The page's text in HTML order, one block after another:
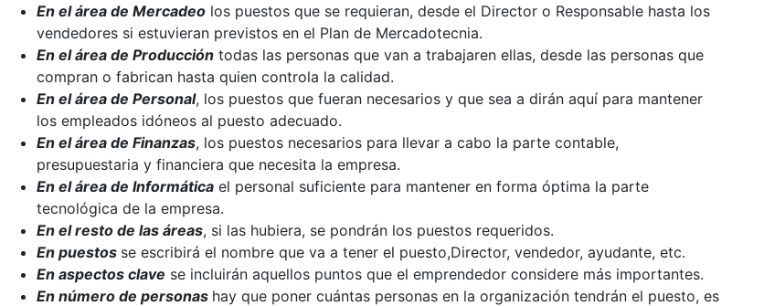
En el área de Mercadeolos puestos que se requieran, desde el Director o Responsable hasta los
vendedores si estuvieran previstos en el Plan de Mercadotecnia.
En el área de Produccióntodas las personas que van a trabajaren ellas, desde las personas que
compran o fabrican hasta quien controla la calidad.
En el área de Personal, los puestos que fueran necesarios y que sea a dirán aquí para mantener
los empleados idóneos al puesto adecuado.
En el área de Finanzas, los puestos necesarios para llevar a cabo la parte contable,
presupuestaria y financiera que necesita la empresa.
En el área de Informáticael personal suficiente para mantener en forma óptima la parte
tecnológica de la empresa.
En el resto de las áreas, si las hubiera, se pondrán los puestos requeridos.
En puestos se escribirá el nombre que va a tener el puesto,Director, vendedor, ayudante, etc.
En aspectos clave se incluirán aquellos puntos que el emprendedor considere más importantes.
En número de personas hay que poner cuántas personas en la organización tendrán el puesto, es